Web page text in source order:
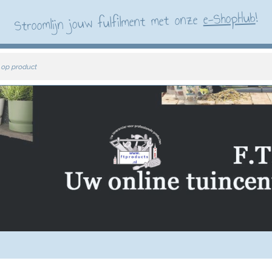
Stroomlijn jouw fulfilment met onzee-ShopHub!
op product